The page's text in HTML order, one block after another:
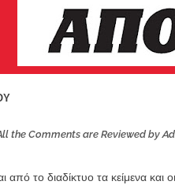
the Comments are Reviewed by
από το διαδίκτυο τα κείμενα